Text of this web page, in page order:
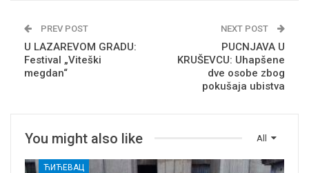
PREV POST
U LAZAREVOM GRADU:
Festival „Viteški
megdan“
NEXT POST
PUCNJAVA U
KRUŠEVCU: Uhapšene
dve osobe zbog
pokušaja ubistva
All
You might also like
ЋИЋЕВАЦ